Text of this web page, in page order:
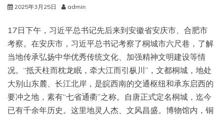
2025年3月25日 admin
17日下午，习近平总书记先后来到安徽省安庆市、合肥市
考察。在安庆市，习近平总书记考察了桐城市六尺巷，了解
当地传承弘扬中华优秀传统文化、加强精神文明建设等情
况。“抵天柱而枕龙眠，牵大江而引枞川”，文都桐城，地处
大别山东麓、长江北岸，是皖西南的交通枢纽和承东启西的
要冲之地，素有“七省通衢”之称。自唐正式定名桐城，迄今
已有千余年历史。这里地灵人杰、文风昌盛。博物馆内，铜